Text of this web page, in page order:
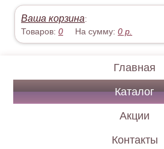
Ваша корзина:
Товаров:0 На сумму:0 р.
Главная
Каталог
Акции
Контакты